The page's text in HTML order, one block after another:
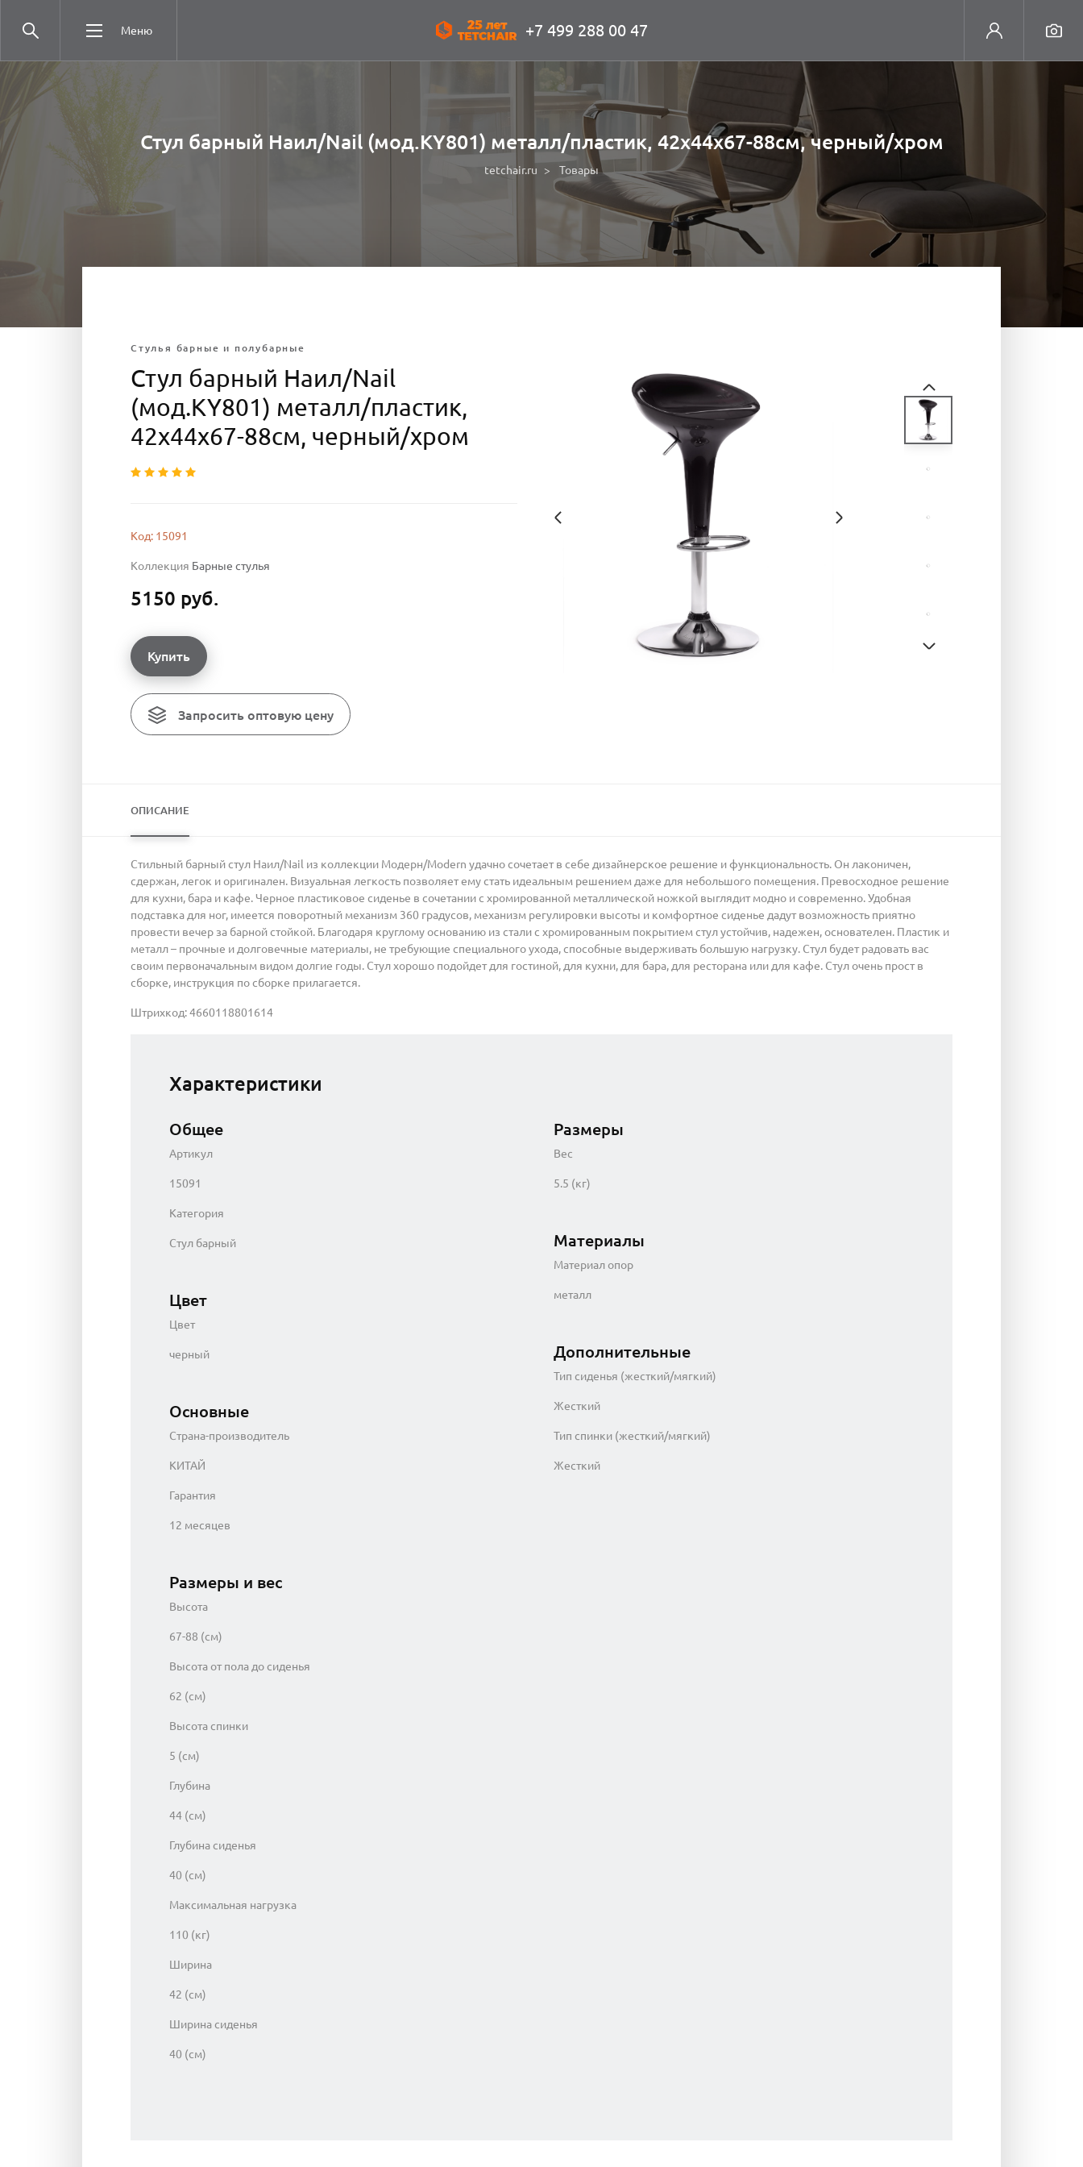
Меню +7 499 288 00 47
Стул барный Наил/Nail (мод.KY801) металл/пластик, 42х44х67-88см, черный/хром
tetchair.ru Товары
Стулья барные и полубарные
Стул барный Наил/Nail
(мод.KY801) металл/пластик,
42х44х67-88см, черный/хром
Код: 15091
Коллекция Барные стулья
5150 руб.
Купить
Запросить оптовую цену
ОПИСАНИЕ
Стильный барный стул Наил/Nail из коллекции Модерн/Modern удачно сочетает в себе дизайнерское решение и функциональность. Он лаконичен,
сдержан, легок и оригинален. Визуальная легкость позволяет ему стать идеальным решением даже для небольшого помещения. Превосходное решение
для кухни, бара и кафе. Черное пластиковое сиденье в сочетании с хромированной металлической ножкой выглядит модно и современно. Удобная
подставка для ног, имеется поворотный механизм 360 градусов, механизм регулировки высоты и комфортное сиденье дадут возможность приятно
провести вечер за барной стойкой. Благодаря круглому основанию из стали с хромированным покрытием стул устойчив, надежен, основателен. Пластик и
металл – прочные и долговечные материалы, не требующие специального ухода, способные выдерживать большую нагрузку. Стул будет радовать вас
своим первоначальным видом долгие годы. Стул хорошо подойдет для гостиной, для кухни, для бара, для ресторана или для кафе. Стул очень прост в
сборке, инструкция по сборке прилагается.
Штрихкод: 4660118801614
Характеристики
Общее
Артикул
15091
Категория
Стул барный
Цвет
Цвет
черный
Основные
Страна-производитель
КИТАЙ
Гарантия
12 месяцев
Размеры и вес
Высота
67-88 (см)
Высота от пола до сиденья
62 (см)
Высота спинки
5 (см)
Глубина
44 (см)
Глубина сиденья
40 (см)
Максимальная нагрузка
110 (кг)
Ширина
42 (см)
Ширина сиденья
40 (см)
Размеры
Вес
5.5 (кг)
Материалы
Материал опор
металл
Дополнительные
Тип сиденья (жесткий/мягкий)
Жесткий
Тип спинки (жесткий/мягкий)
Жесткий